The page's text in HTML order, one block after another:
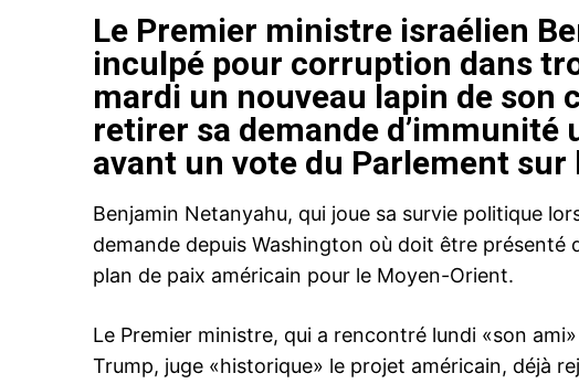
Le Premier ministre israélien
inculpé pour corruption dans
mardi un nouveau lapin de son
retirer sa demande d’immunité
avant un vote du Parlement sur
Benjamin Netanyahu, qui joue sa survie politique
demande depuis Washington où doit être présenté
plan de paix américain pour le Moyen-Orient.
Le Premier ministre, qui a rencontré lundi «son
Trump, juge «historique» le projet américain, déjà